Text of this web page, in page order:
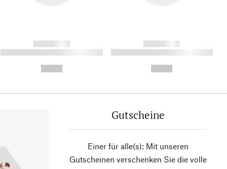
------------
----------- ----------- ----------
------------
----------- ----------- ----------
Gutscheine
Einer für alle(s): Mit unseren
Gutscheinen verschenken Sie die volle